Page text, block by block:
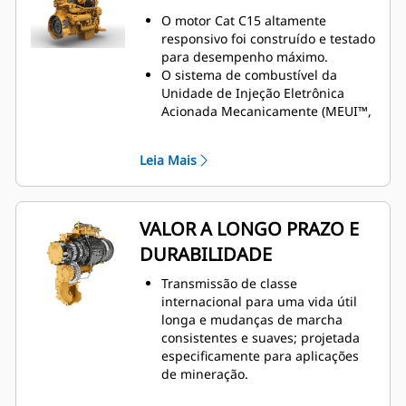
O motor Cat C15 altamente
responsivo foi construído e testado
para desempenho máximo.
O sistema de combustível da
Unidade de Injeção Eletrônica
Acionada Mecanicamente (MEUI™,
controle eletrônico A5 de Controle
Avançado do Motor Diesel
(ADEM™, Advanced Diesel Engine
Management) gerenciam o
fornecimento de combustível para
desempenho ideal e resposta
rápida do motor.
Disponível em configuração de
manipulador agregado com carga
útil de 14 toneladas.
O sistema atende com eficiência a
caminhões de estrutura rígida de
até 60 toneladas.
Leia Mais
VALOR A LONGO PRAZO E
DURABILIDADE
Transmissão de classe
internacional para uma vida útil
longa e mudanças de marcha
consistentes e suaves; projetada
especificamente para aplicações
de mineração.